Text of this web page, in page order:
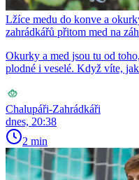
Lžíce medu do konve a
zahrádkářů přitom med na
Okurky a med jsou tu od
plodné i veselé. Když víte,
Chalupáři-Zahrádkáři
dnes, 20:38
2 min